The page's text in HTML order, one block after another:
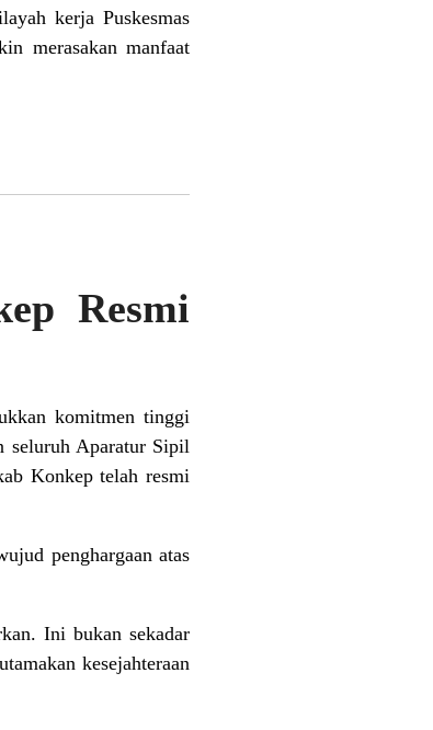
kerja Puskesmas
merasakan manfaat
Resmi
komitmen tinggi
seluruh Aparatur Sipil
Konkep telah resmi
penghargaan atas
Ini bukan sekadar
kesejahteraan